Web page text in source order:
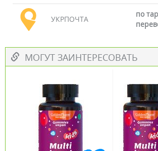
УКРПОЧТА
по
МОГУТ ЗАИНТЕРЕСОВАТЬ